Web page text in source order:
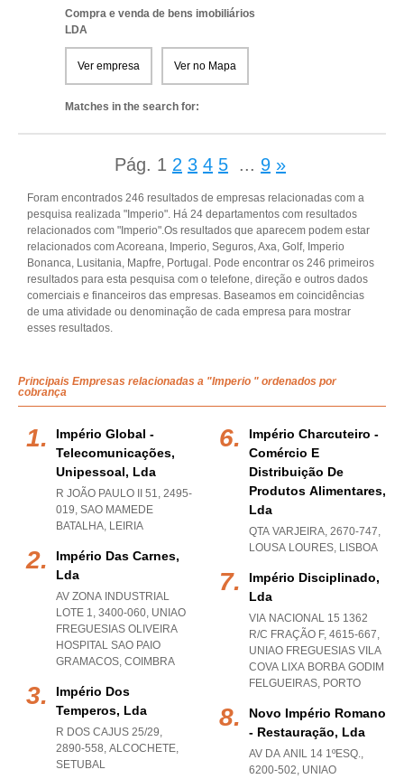
Compra e venda de bens imobiliários
LDA
Ver empresa Ver no Mapa
Matches in the search for:
Pág. 1 2 3 4 5 ... 9 »
Foram encontrados 246 resultados de empresas relacionadas com a
pesquisa realizada "Imperio". Há 24 departamentos com resultados
relacionados com "Imperio".Os resultados que aparecem podem estar
relacionados com Acoreana, Imperio, Seguros, Axa, Golf, Imperio
Bonanca, Lusitania, Mapfre, Portugal. Pode encontrar os 246 primeiros
resultados para esta pesquisa com o telefone, direção e outros dados
comerciais e financeiros das empresas. Baseamos em coincidências
de uma atividade ou denominação de cada empresa para mostrar
esses resultados.
Principais Empresas relacionadas a "Imperio " ordenados por
cobrança
Império Global -
Telecomunicações,
Unipessoal, Lda
R JOÃO PAULO II 51, 2495-
019, SAO MAMEDE
BATALHA, LEIRIA
Império Das Carnes,
Lda
AV ZONA INDUSTRIAL
LOTE 1, 3400-060, UNIAO
FREGUESIAS OLIVEIRA
HOSPITAL SAO PAIO
GRAMACOS, COIMBRA
Império Dos
Temperos, Lda
R DOS CAJUS 25/29,
2890-558, ALCOCHETE,
SETUBAL
Império Charcuteiro -
Comércio E
Distribuição De
Produtos Alimentares,
Lda
QTA VARJEIRA, 2670-747,
LOUSA LOURES, LISBOA
Império Disciplinado,
Lda
VIA NACIONAL 15 1362
R/C FRAÇÃO F, 4615-667,
UNIAO FREGUESIAS VILA
COVA LIXA BORBA GODIM
FELGUEIRAS, PORTO
Novo Império Romano
- Restauração, Lda
AV DA ANIL 14 1ºESQ.,
6200-502, UNIAO